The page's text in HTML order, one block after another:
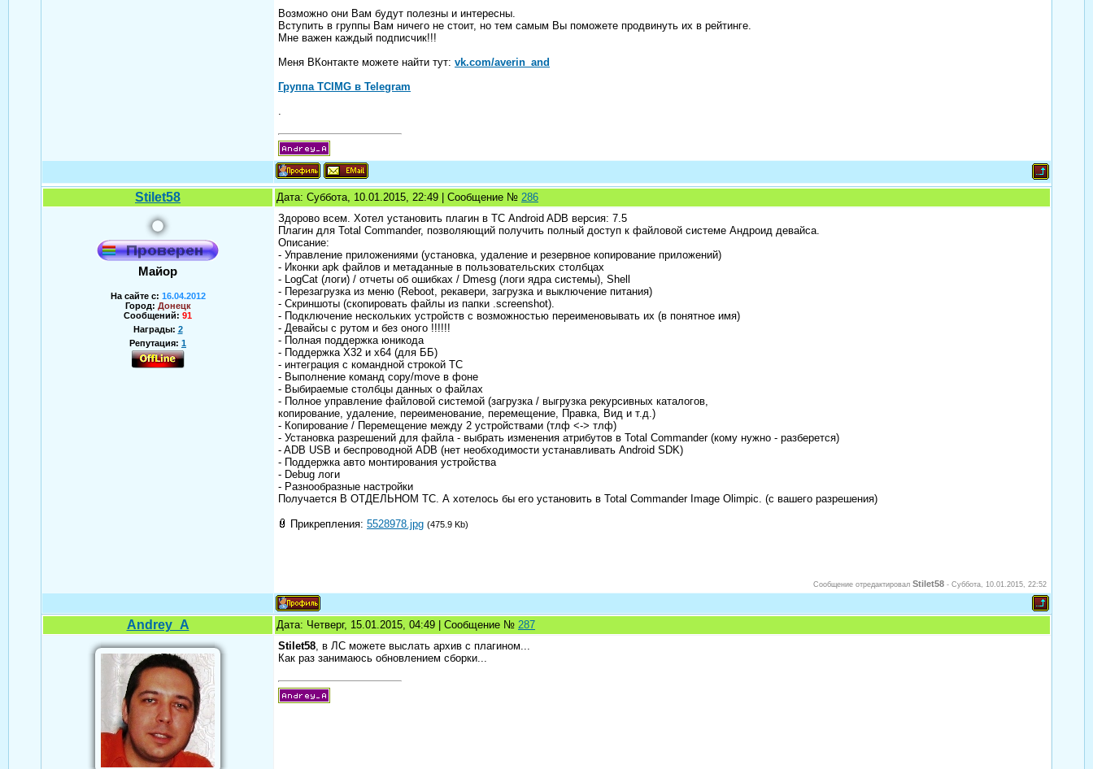
Возможно они Вам будут полезны и интересны.
Вступить в группы Вам ничего не стоит, но тем самым Вы поможете продвинуть их в рейтинге.
Мне важен каждый подписчик!!!
Меня ВКонтакте можете найти тут: vk.com/averin_and
Группа TCIMG в Telegram
.
Stilet58 Дата: Суббота, 10.01.2015, 22:49 | Сообщение № 286
Майор
На сайте с: 16.04.2012
Город: Донецк
Сообщений: 91
Награды: 2
Репутация: 1
Здорово всем. Хотел установить плагин в ТС Android ADB версия: 7.5
Плагин для Total Commander, позволяющий получить полный доступ к файловой системе Андроид девайса.
Описание:
- Управление приложениями (установка, удаление и резервное копирование приложений)
- Иконки apk файлов и метаданные в пользовательских столбцах
- LogCat (логи) / отчеты об ошибках / Dmesg (логи ядра системы), Shell
- Перезагрузка из меню (Reboot, рекавери, загрузка и выключение питания)
- Скриншоты (скопировать файлы из папки .screenshot).
- Подключение нескольких устройств с возможностью переименовывать их (в понятное имя)
- Девайсы с рутом и без оного !!!!!!
- Полная поддержка юникода
- Поддержка X32 и x64 (для ББ)
- интеграция с командной строкой TC
- Выполнение команд copy/move в фоне
- Выбираемые столбцы данных о файлах
- Полное управление файловой системой (загрузка / выгрузка рекурсивных каталогов,
копирование, удаление, переименование, перемещение, Правка, Вид и т.д.)
- Копирование / Перемещение между 2 устройствами (тлф <-> тлф)
- Установка разрешений для файла - выбрать изменения атрибутов в Total Commander (кому нужно - разберется)
- ADB USB и беспроводной ADB (нет необходимости устанавливать Android SDK)
- Поддержка авто монтирования устройства
- Debug логи
- Разнообразные настройки
Получается В ОТДЕЛЬНОМ ТС. А хотелось бы его установить в Total Commander Image Olimpic. (с вашего разрешения)
Прикрепления: 5528978.jpg (475.9 Kb)
Сообщение отредактировал Stilet58 - Суббота, 10.01.2015, 22:52
Andrey_A Дата: Четверг, 15.01.2015, 04:49 | Сообщение № 287
Stilet58, в ЛС можете выслать архив с плагином...
Как раз занимаюсь обновлением сборки...